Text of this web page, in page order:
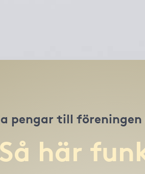
pengar till föreningen
här